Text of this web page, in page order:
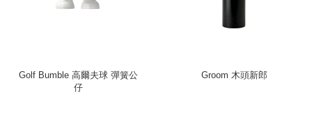
Golf Bumble 高爾夫球 彈簧公
仔
Groom 木頭新郎